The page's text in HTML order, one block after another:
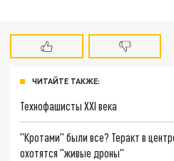
ЧИТАЙТЕ ТАКЖЕ:
Технофашисты XXI века
"Кротами" были все? Теракт в
охотятся "живые дроны"